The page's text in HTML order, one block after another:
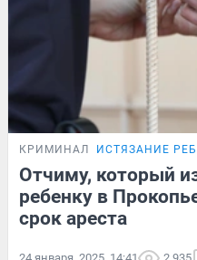
КРИМИНАЛ ИСТЯЗАНИЕ
Отчиму, который
ребенку в
срок ареста